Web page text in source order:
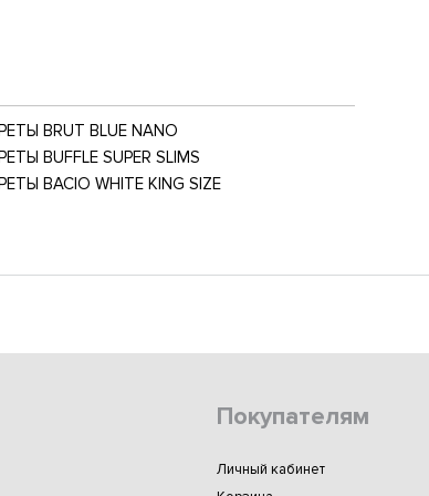
BRUT BLUE NANO
BUFFLE SUPER SLIMS
BACIO WHITE KING SIZE
Покупателям
Личный кабинет